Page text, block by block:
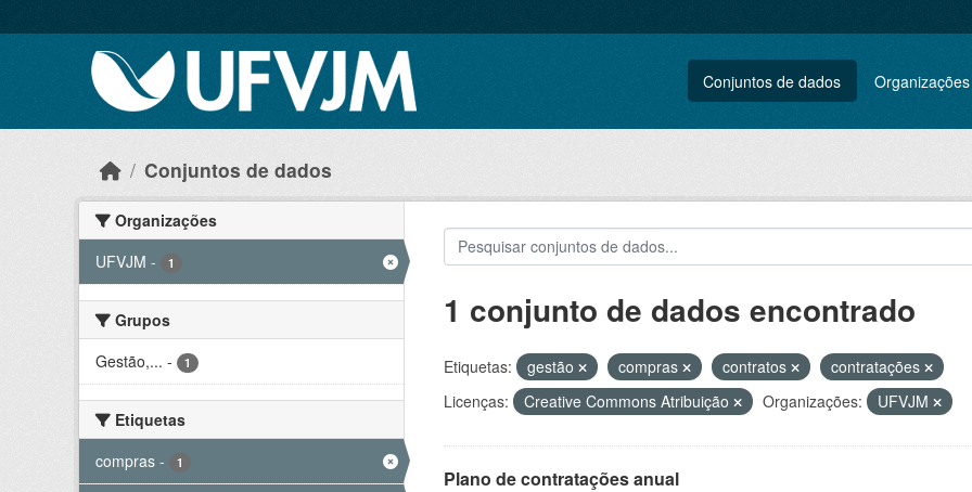
Conjuntos de dados Organizações
Conjuntos de dados
Organizações
UFVJM - 1
Grupos
Gestão,... - 1
Etiquetas
compras - 1
1 conjunto de dados encontrado
Etiquetas: gestão compras contratos
contratações
Licenças:
Creative Commons Atribuição Organizações: UFVJM
Plano de contratações anual